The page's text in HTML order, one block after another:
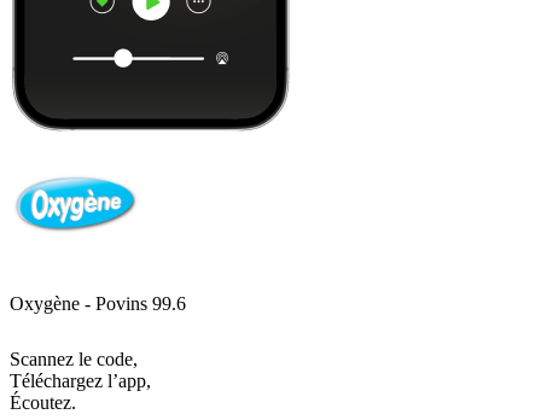
Oxygène - Povins 99.6
Scannez le code,
Téléchargez l’app,
Écoutez.